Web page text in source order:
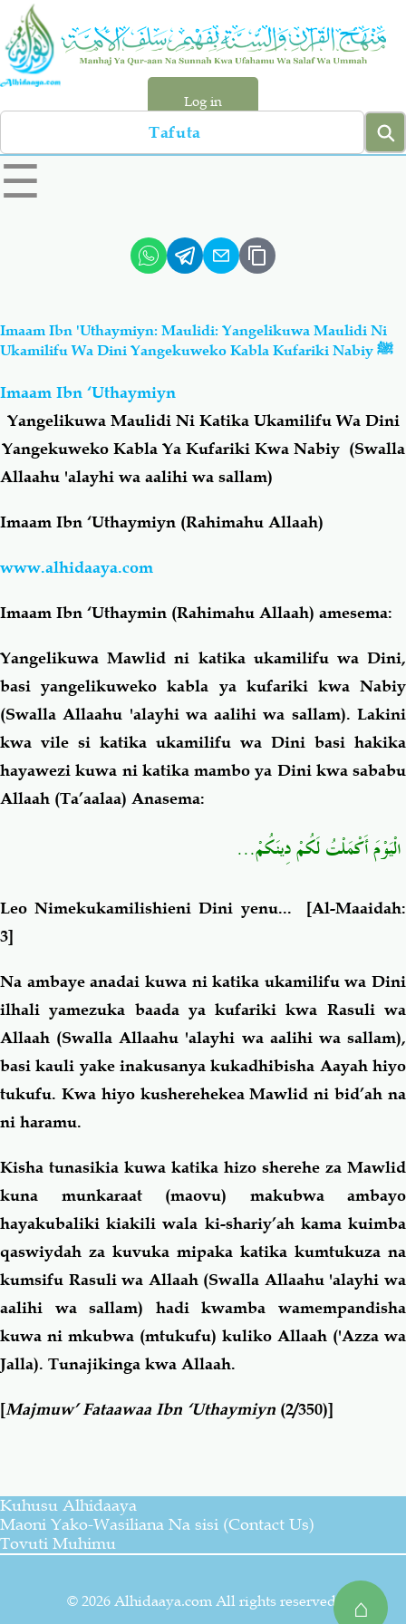
Skip
main
content
⌂
Log in
Search
left
sidebar
☰
Hadiyth
Aqiydah Manhaj
Shirki & Kufru
Salaf Wa Ummah Firaq-Makundi
Fataawa Za Ulamaa
Akhlaaq-Aadaab Raqaaiq
Familia-Jamii Maswali-Majibu
Chemsha Bongo Vitabu
Mapishi
Imaam Ibn 'Uthaymiyn: Maulidi: Yangelikuwa Maulidi Ni
Ukamilifu Wa Dini Yangekuweko Kabla Kufariki Nabiy ﷺ
Imaam Ibn ‘Uthaymiyn
Yangelikuwa Maulidi Ni Katika Ukamilifu Wa Dini
Yangekuweko Kabla Ya Kufariki Kwa Nabiy (Swalla
Allaahu 'alayhi wa aalihi wa sallam)
Imaam Ibn ‘Uthaymiyn (Rahimahu Allaah)
www.alhidaaya.com
Imaam Ibn ‘Uthaymin (Rahimahu Allaah) amesema:
Yangelikuwa Mawlid ni katika ukamilifu wa Dini,
basi yangelikuweko kabla ya kufariki kwa Nabiy
(Swalla Allaahu 'alayhi wa aalihi wa sallam). Lakini
kwa vile si katika ukamilifu wa Dini basi hakika
hayawezi kuwa ni katika mambo ya Dini kwa sababu
Allaah (Ta’aalaa) Anasema:
الْيَوْمَ أَكْمَلْتُ لَكُمْ دِينَكُمْ...
Leo Nimekukamilishieni Dini yenu... [Al-Maaidah:
3]
Na ambaye anadai kuwa ni katika ukamilifu wa Dini
ilhali yamezuka baada ya kufariki kwa Rasuli wa
Allaah (Swalla Allaahu 'alayhi wa aalihi wa sallam),
basi kauli yake inakusanya kukadhibisha Aayah hiyo
tukufu. Kwa hiyo kusherehekea Mawlid ni bid’ah na
ni haramu.
Kisha tunasikia kuwa katika hizo sherehe za Mawlid
kuna munkaraat (maovu) makubwa ambayo
hayakubaliki kiakili wala ki-shariy’ah kama kuimba
qaswiydah za kuvuka mipaka katika kumtukuza na
kumsifu Rasuli wa Allaah (Swalla Allaahu 'alayhi wa
aalihi wa sallam) hadi kwamba wamempandisha
kuwa ni mkubwa (mtukufu) kuliko Allaah ('Azza wa
Jalla). Tunajikinga kwa Allaah.
[Majmuw’ Fataawaa Ibn ‘Uthaymiyn (2/350)]
Kuhusu Alhidaaya
Maoni Yako-Wasiliana Na sisi (Contact Us)
Tovuti Muhimu
© 2026 Alhidaaya.com All rights reserved.